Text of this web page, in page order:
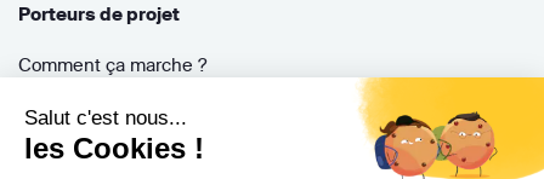
Salut c'est nous...
les Cookies !
Porteurs de projet
Comment ça marche ?
Mission de conseil
Contractant Général